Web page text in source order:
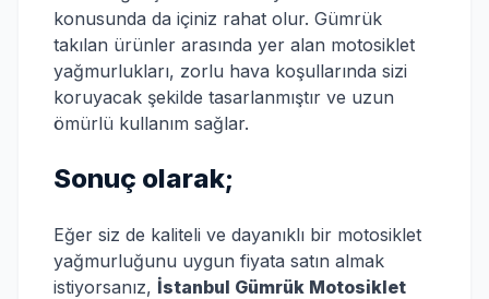
konusunda da içiniz rahat olur. Gümrük
takılan ürünler arasında yer alan motosiklet
yağmurlukları, zorlu hava koşullarında sizi
koruyacak şekilde tasarlanmıştır ve uzun
ömürlü kullanım sağlar.
Sonuç olarak;
Eğer siz de kaliteli ve dayanıklı bir motosiklet
yağmurluğunu uygun fiyata satın almak
istiyorsanız, İstanbul Gümrük Motosiklet